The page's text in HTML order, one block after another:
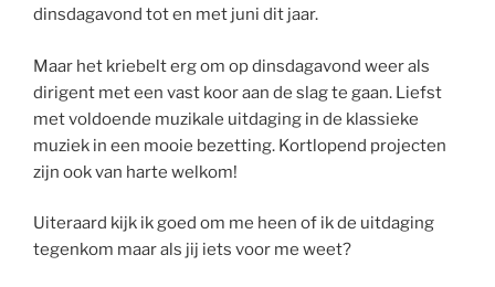
dinsdagavond tot en met juni dit jaar.
Maar het kriebelt erg om op dinsdagavond weer als
dirigent met een vast koor aan de slag te gaan. Liefst
met voldoende muzikale uitdaging in de klassieke
muziek in een mooie bezetting. Kortlopend projecten
zijn ook van harte welkom!
Uiteraard kijk ik goed om me heen of ik de uitdaging
tegenkom maar als jij iets voor me weet?